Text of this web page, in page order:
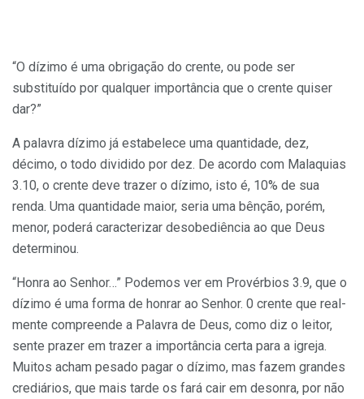
“O dízimo é uma obrigação do crente, ou pode ser
substituído por qualquer im­portância que o crente quiser
dar?”
A palavra dízimo já estabelece uma quantidade, dez,
décimo, o todo dividido por dez. De acordo com Malaquias
3.10, o crente deve trazer o dízimo, isto é, 10% de sua
renda. Uma quantidade maior, seria uma bênção, porém,
menor, poderá carac­terizar desobediência ao que Deus
deter­minou.
“Honra ao Senhor…” Podemos ver em Provérbios 3.9, que o
dízimo é uma forma de honrar ao Senhor. 0 crente que real­
mente compreende a Palavra de Deus, como diz o leitor,
sente prazer em trazer a importância certa para a igreja.
Muitos acham pesado pagar o dízimo, mas fazem grandes
crediários, que mais tarde os fará cair em desonra, por não